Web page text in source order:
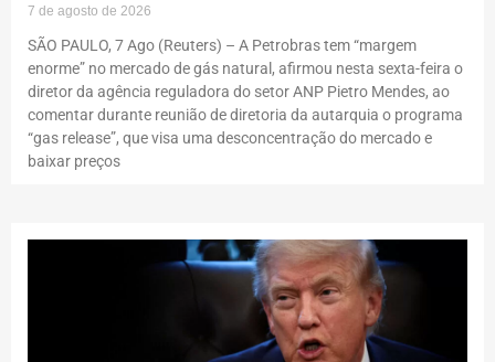
7 de agosto de 2026
SÃO PAULO, 7 Ago (Reuters) – A Petrobras tem “margem
enorme” no mercado de gás natural, afirmou nesta sexta-feira o
diretor da agência reguladora do setor ANP Pietro Mendes, ao
comentar durante reunião de diretoria da autarquia o programa
“gas release”, que visa uma desconcentração do mercado e
baixar preços